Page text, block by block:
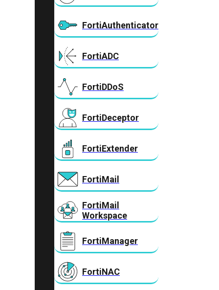
FortiAuthenticator
FortiADC
FortiDDoS
FortiDeceptor
FortiExtender
FortiMail
FortiMail
Workspace
FortiManager
FortiNAC